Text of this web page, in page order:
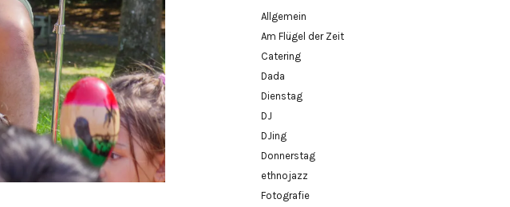
Allgemein
Am Flügel der Zeit
Catering
Dada
Dienstag
DJ
DJing
Donnerstag
ethnojazz
Fotografie